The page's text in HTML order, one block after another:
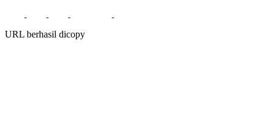
URL berhasil dicopy